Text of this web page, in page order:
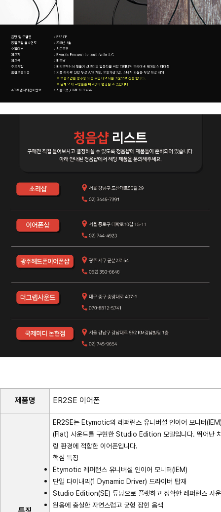
제품명 ER2SE 이어폰
ER2SE는 Etymotic의 레퍼런스 유니버설 인이어 모니터
(Flat) 사운드를 구현한 Studio Edition 모델입니다. 뛰어난
링 환경에 적합한 이어폰입니다.
핵심 특징
Etymotic 레퍼런스 유니버설 인이어 모니터(IEM)
단일 다이내믹(1 Dynamic Driver) 드라이버 탑재
Studio Edition(SE) 튜닝으로 플랫하고 정확한 레퍼런스 사
원음에 충실한 자연스럽고 균형 잡힌 음색